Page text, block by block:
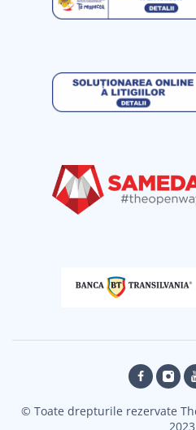
© Toate drepturile rezervate
2023